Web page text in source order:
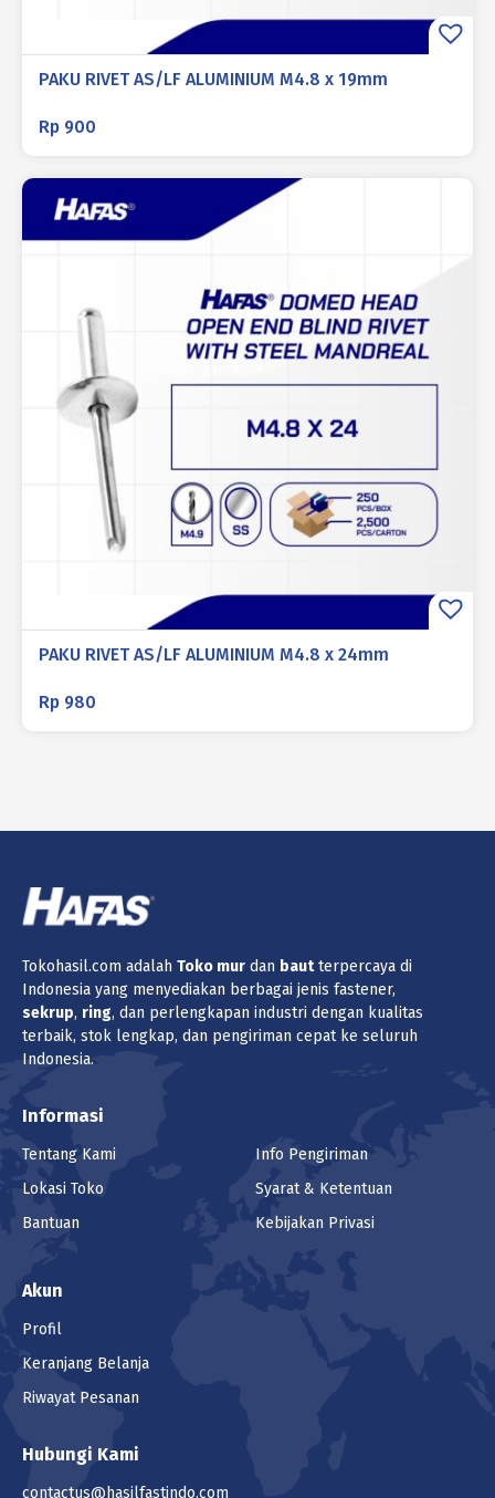
PAKU RIVET AS/LF ALUMINIUM M4.8 x 19mm
Rp 900
PAKU RIVET AS/LF ALUMINIUM M4.8 x 24mm
Rp 980
Tokohasil.com adalah Toko mur dan bautterpercaya di
Indonesia yang menyediakan berbagai jenis fastener,
sekrup, ring, dan perlengkapan industri dengan kualitas
terbaik, stok lengkap, dan pengiriman cepat ke seluruh
Indonesia.
Informasi
Tentang Kami
Lokasi Toko
Bantuan
Info Pengiriman
Syarat & Ketentuan
Kebijakan Privasi
Akun
Profil
Keranjang Belanja
Riwayat Pesanan
Hubungi Kami
contactus@hasilfastindo.com